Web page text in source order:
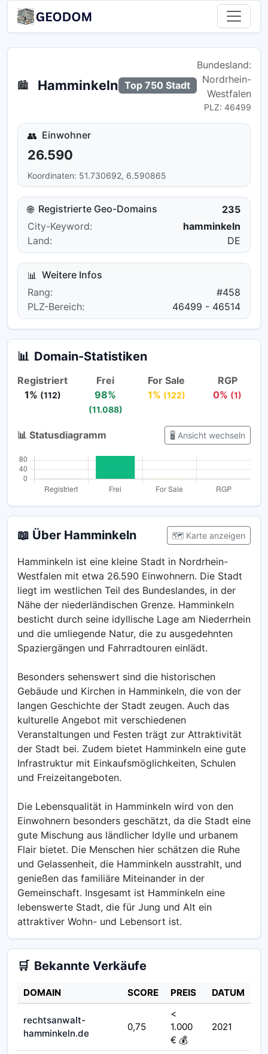
🏙️ Hamminkeln Top 750 Stadt
Bundesland:
Nordrhein-
Westfalen
PLZ: 46499
👥 Einwohner
26.590
Koordinaten: 51.730692, 6.590865
🌐 Registrierte Geo-Domains
235
City-Keyword:
hamminkeln
Land:
DE
📊 Weitere Infos
Rang:
#458
PLZ-Bereich:
46499 - 46514
📊 Domain-Statistiken
Registriert
1% (112)
Frei
98%
(11.088)
For Sale
1% (122)
RGP
0% (1)
📊 Statusdiagramm 🖥️ Ansicht wechseln
📖 Über Hamminkeln 🗺️ Karte anzeigen
Hamminkeln ist eine kleine Stadt in Nordrhein-
Westfalen mit etwa 26.590 Einwohnern. Die Stadt
liegt im westlichen Teil des Bundeslandes, in der
Nähe der niederländischen Grenze. Hamminkeln
besticht durch seine idyllische Lage am Niederrhein
und die umliegende Natur, die zu ausgedehnten
Spaziergängen und Fahrradtouren einlädt.
Besonders sehenswert sind die historischen
Gebäude und Kirchen in Hamminkeln, die von der
langen Geschichte der Stadt zeugen. Auch das
kulturelle Angebot mit verschiedenen
Veranstaltungen und Festen trägt zur Attraktivität
der Stadt bei. Zudem bietet Hamminkeln eine gute
Infrastruktur mit Einkaufsmöglichkeiten, Schulen
und Freizeitangeboten.
Die Lebensqualität in Hamminkeln wird von den
Einwohnern besonders geschätzt, da die Stadt eine
gute Mischung aus ländlicher Idylle und urbanem
Flair bietet. Die Menschen hier schätzen die Ruhe
und Gelassenheit, die Hamminkeln ausstrahlt, und
genießen das familiäre Miteinander in der
Gemeinschaft. Insgesamt ist Hamminkeln eine
lebenswerte Stadt, die für Jung und Alt ein
attraktiver Wohn- und Lebensort ist.
🛒 Bekannte Verkäufe
DOMAIN SCORE PREIS DATUM
rechtsanwalt-
hamminkeln.de
0,75
<
1.000
€ 💰
2021